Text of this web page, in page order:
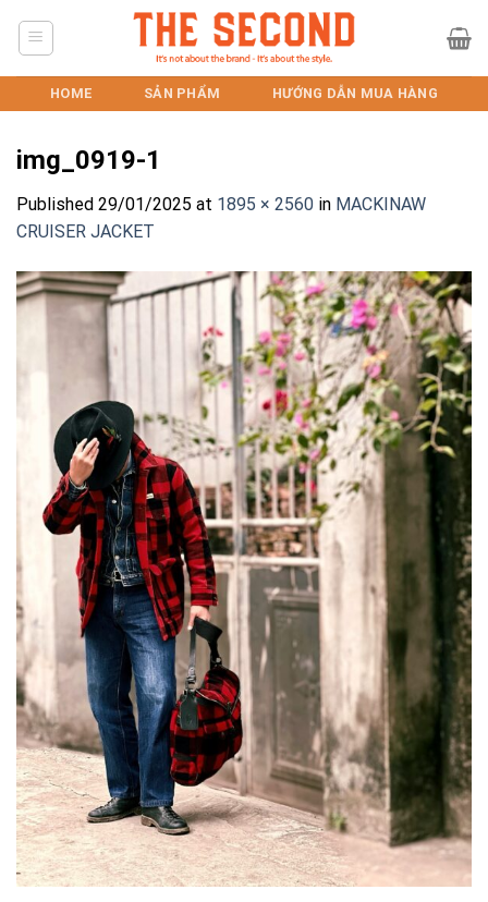
HOME SẢN PHẨM HƯỚNG DẪN MUA HÀNG
img_0919-1
Published 29/01/2025 at 1895 × 2560 in MACKINAW
CRUISER JACKET